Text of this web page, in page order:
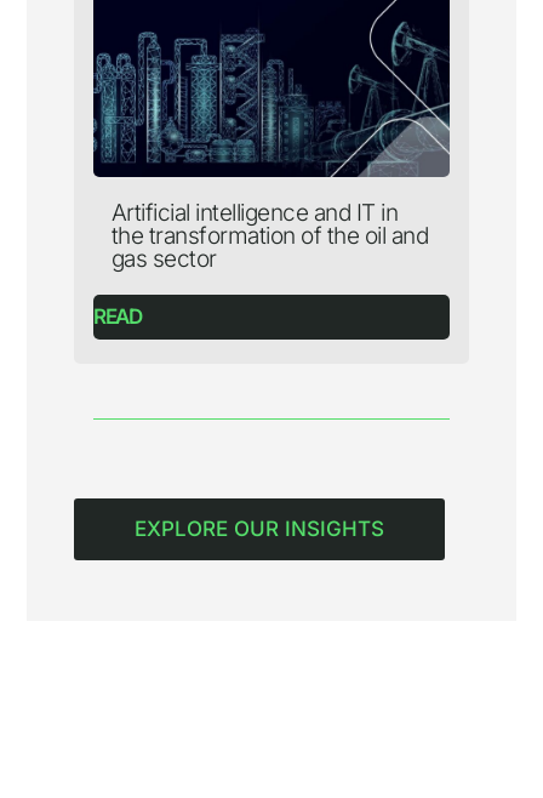
Artificial intelligence and IT in
the transformation of the oil and
gas sector
READ
EXPLORE OUR INSIGHTS